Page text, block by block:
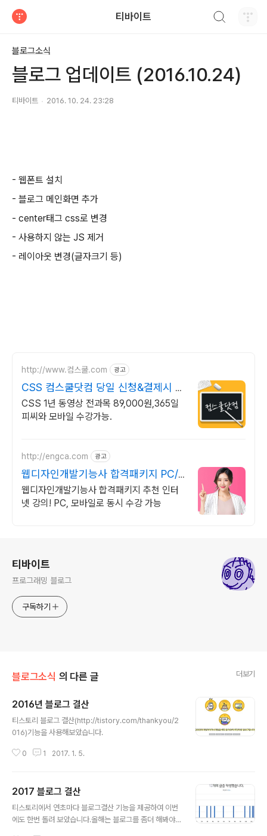
티바이트
블로그소식
블로그 업데이트 (2016.10.24)
티바이트 2016. 10. 24. 23:28
- 웹폰트 설치
- 블로그 메인화면 추가
- center태그 css로 변경
- 사용하지 않는 JS 제거
- 레이아웃 변경(글자크기 등)
http://www.컴스쿨.com 광고
CSS 컴스쿨닷컴 당일 신청&결제시 기
프티콘!
CSS 1년 동영상 전과목 89,000원,365일
피씨와 모바일 수강가능.
http://engca.com 광고
웹디자인개발기능사 합격패키지 PC/
스마트폰 동영상강의
웹디자인개발기능사 합격패키지 추천 인터
넷 강의! PC, 모바일로 동시 수강 가능
티바이트
프로그래밍 블로그
구독하기
블로그소식 의 다른 글 더보기
2016년 블로그 결산
티스토리 블로그 결산(http://tistory.com/thankyou/2
016)기능을 사용해보았습니다.
0 1 2017. 1. 5.
2017 블로그 결산
티스토리에서 연초마다 블로그결산 기능을 제공하여 이번
에도 한번 돌려 보았습니다.올해는 블로그를 좀더 해봐야